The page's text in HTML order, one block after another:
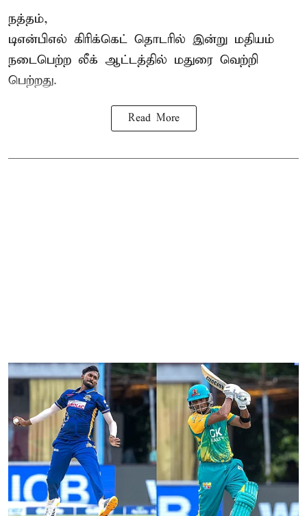
நத்தம்,
டிஎன்பிஎல் கிரிக்கெட் தொடரில் இன்று மதியம்
நடைபெற்ற லீக் ஆட்டத்தில் மதுரை வெற்றி
பெற்றது.
Read More